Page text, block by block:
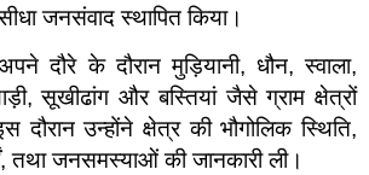
जनसंवाद स्थापित किया।
दौरे के दौरान मुड़ियानी, धौन, स्वाला,
सूखीढांग और बस्तियां जैसे ग्राम क्षेत्रों
उन्होंने क्षेत्र की भौगोलिक स्थिति,
तथा जनसमस्याओं की जानकारी ली।